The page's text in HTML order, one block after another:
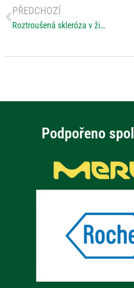
PŘEDCHOZÍ
Roztroušená skleróza v životě pacienta
Podpořeno